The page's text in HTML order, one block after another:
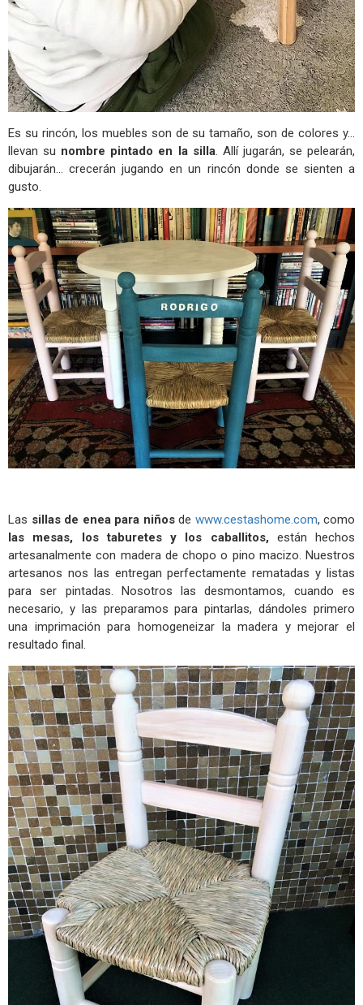
Es su rincón, los muebles son de su tamaño, son de colores y...
llevan su nombre pintado en la silla. Allí jugarán, se pelearán,
dibujarán... crecerán jugando en un rincón donde se sienten a
gusto.
Las sillas de enea para niños de www.cestashome.com, como
las mesas, los taburetes y los caballitos, están hechos
artesanalmente con madera de chopo o pino macizo. Nuestros
artesanos nos las entregan perfectamente rematadas y listas
para ser pintadas. Nosotros las desmontamos, cuando es
necesario, y las preparamos para pintarlas, dándoles primero
una imprimación para homogeneizar la madera y mejorar el
resultado final.